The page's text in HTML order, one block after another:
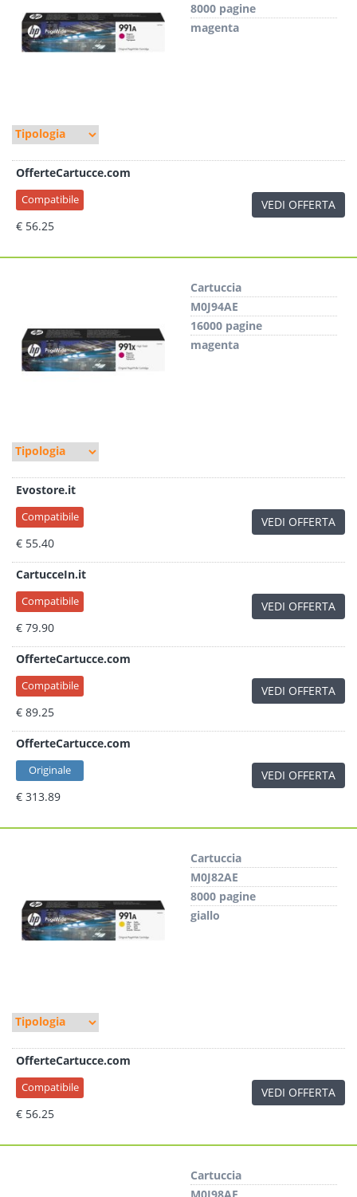
8000 pagine
magenta
OfferteCartucce.com
Compatibile
€ 56.25
VEDI OFFERTA
Cartuccia
M0J94AE
16000 pagine
magenta
Evostore.it
Compatibile
€ 55.40
VEDI OFFERTA
CartucceIn.it
Compatibile
€ 79.90
VEDI OFFERTA
OfferteCartucce.com
Compatibile
€ 89.25
VEDI OFFERTA
OfferteCartucce.com
Originale
€ 313.89
VEDI OFFERTA
Cartuccia
M0J82AE
8000 pagine
giallo
OfferteCartucce.com
Compatibile
€ 56.25
VEDI OFFERTA
Cartuccia